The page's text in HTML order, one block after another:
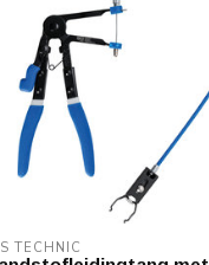
TECHNIC